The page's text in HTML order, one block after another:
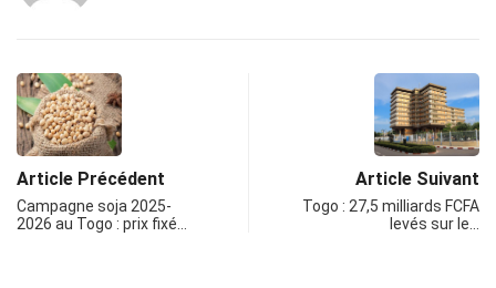
Article Précédent
Campagne soja 2025-
2026 au Togo : prix fixé…
Article Suivant
Togo : 27,5 milliards FCFA
levés sur le…